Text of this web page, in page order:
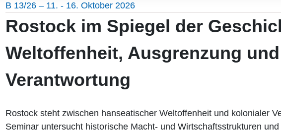
B 13/26 – 11. - 16. Oktober 2026
Rostock im Spiegel der
Weltoffenheit, Ausgrenzung und
Verantwortung
Rostock steht zwischen hanseatischer Weltoffenheit und kolonialer
Seminar untersucht historische Macht- und Wirtschaftsstrukturen